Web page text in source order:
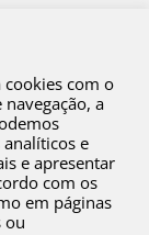
Conexas
cookies com o
a
e
e apresentar
com os
em páginas
ou